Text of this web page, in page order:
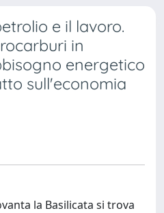
e il lavoro.
in
energetico
sull'economia
la Basilicata si trova